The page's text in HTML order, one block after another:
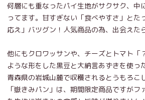
何層にも重なったパイ生地がサクサク、中
ってます。甘すぎない「食べやすさ」とた
応え」バツグン！人気商品の為、出会えた
他にもクロワッサンや、チーズとトマト「
ような形をした黒豆と大納言あずきを使っ
青森県の岩城山麓で収穫されるとうもろこ
「嶽きみパン」は、期間限定商品ですがフ